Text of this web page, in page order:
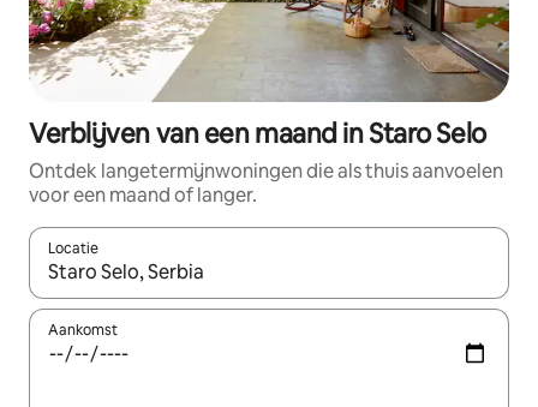
Verblijven van een maand in Staro Selo
Ontdek langetermijnwoningen die als thuis aanvoelen
voor een maand of langer.
Locatie
Wanneer er resultaten beschikbaar zijn, maak je een keuze
Aankomst